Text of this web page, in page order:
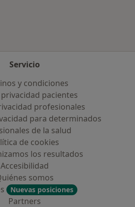
Servicio
y condiciones
pacientes
profesionales
para determinados
de la salud
de cookies
los resultados
Accesibilidad
somos
Nuevas posiciones
Partners